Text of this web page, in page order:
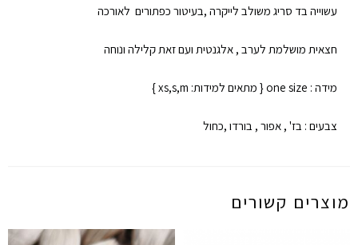
עשוייה בד סריג משולב לייקרה ,בעיטור כפתורים לאורכה
חצאית מושלמת לערב , אלגנטית ועם זאת קלילה ונוחה
מידה : one size { מתאים למידות: xs,s,m }
צבעים : בז' , אפור , בורדו ,כחול
מוצרים קשורים